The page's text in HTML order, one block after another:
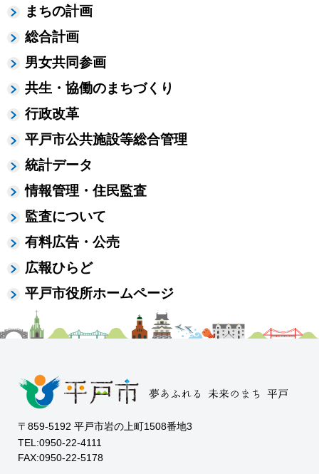
まちの計画
総合計画
男女共同参画
共生・協働のまちづくり
行政改革
平戸市公共施設等総合管理
統計データ
情報管理・住民監査
監査について
有料広告・公売
広報ひらど
平戸市役所ホームページ
〒859-5192 平戸市岩の上町1508番地3
TEL:0950-22-4111
FAX:0950-22-5178